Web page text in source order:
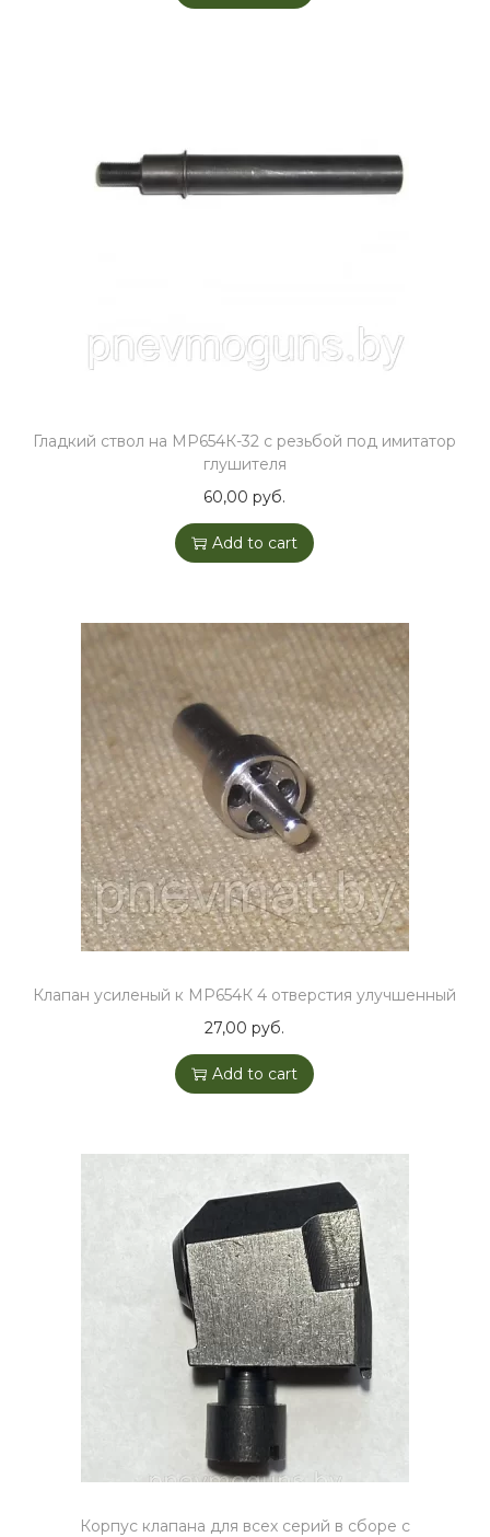
Гладкий ствол на МР654К-32 с резьбой под имитатор
глушителя
60,00руб.
Add to cart
Клапан усиленый к МР654К 4 отверстия улучшенный
27,00руб.
Add to cart
Корпус клапана для всех серий в сборе с